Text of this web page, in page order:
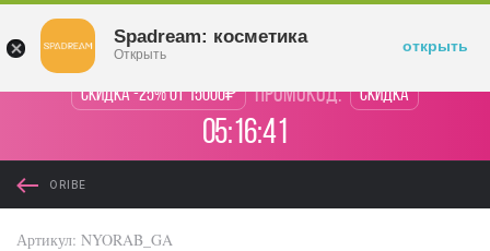
Скидка -25% от 15000₽ промокод: Скидка
05:16:41
ORIBE
Артикул: NYORAB_GA
Spadream: косметика
Открыть открыть